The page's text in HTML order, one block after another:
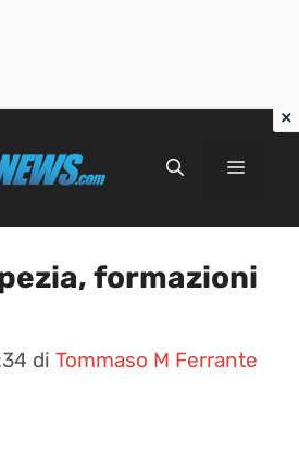
Menu
formazioni
di Tommaso M Ferrante